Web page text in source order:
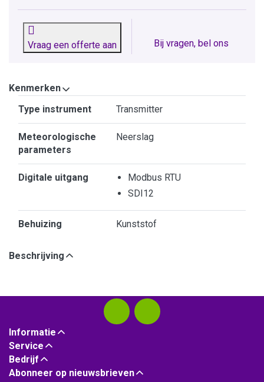
Vraag een offerte aan Bij vragen, bel ons
Kenmerken
Type instrument Transmitter
Meteorologische
parameters
Neerslag
Digitale uitgang
Modbus RTU
SDI12
Behuizing Kunststof
Beschrijving
Informatie
Service
Bedrijf
Abonneer op nieuwsbrieven